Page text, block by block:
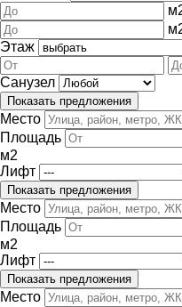
м
м
Этаж
Санузел
Место
Площадь
м2
Лифт
Место
Площадь
м2
Лифт
Место